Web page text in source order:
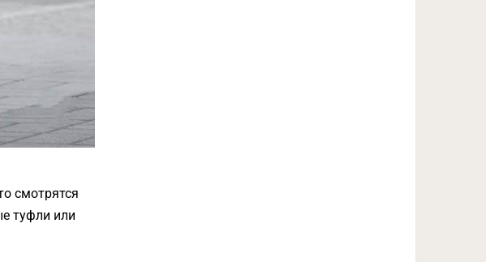
смотрятся
туфли или